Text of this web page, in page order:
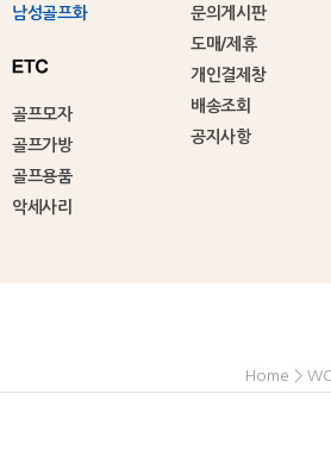
남성골프화
골프모자
골프가방
골프용품
악세사리
문의게시판
도매/제휴
개인결제창
배송조회
공지사항
Home >